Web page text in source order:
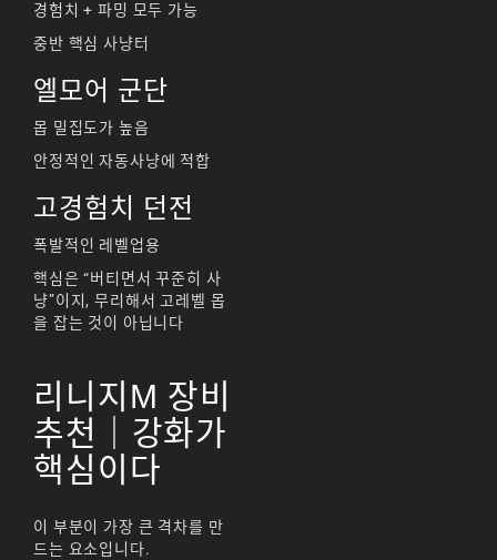
경험치 + 파밍 모두 가능
중반 핵심 사냥터
엘모어 군단
몹 밀집도가 높음
안정적인 자동사냥에 적합
고경험치 던전
폭발적인 레벨업용
핵심은 “버티면서 꾸준히 사
냥”이지, 무리해서 고레벨 몹
을 잡는 것이 아닙니다
리니지M 장비
추천｜강화가
핵심이다
이 부분이 가장 큰 격차를 만
드는 요소입니다.